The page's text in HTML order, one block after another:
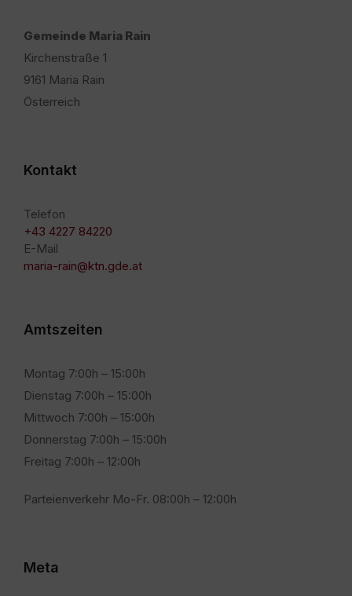
Gemeinde Maria Rain
Kirchenstraße 1
9161 Maria Rain
Österreich
Kontakt
Telefon
+43 4227 84220
E-Mail
maria-rain@ktn.gde.at
Amtszeiten
Montag 7:00h – 15:00h
Dienstag 7:00h – 15:00h
Mittwoch 7:00h – 15:00h
Donnerstag 7:00h – 15:00h
Freitag 7:00h – 12:00h
Parteienverkehr Mo-Fr. 08:00h – 12:00h
Meta